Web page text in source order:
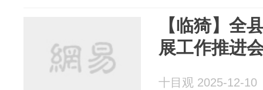
【临猗】全
展工作推进
十目观 2025-12-10